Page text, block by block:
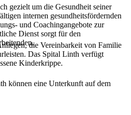
gezielt um die Gesundheit seiner
internen gesundheitsfördernden
und Coachingangebote zur
Dienst sorgt für den
die Vereinbarkeit von Familie
Das Spital Linth verfügt
Kinderkrippe.
können eine Unterkunft auf dem